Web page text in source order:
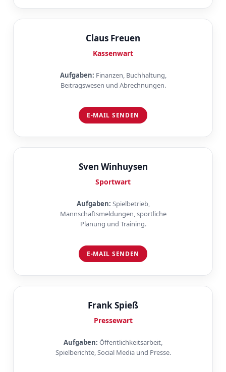
Claus Freuen
Kassenwart
Aufgaben: Finanzen, Buchhaltung,
Beitragswesen und Abrechnungen.
E-MAIL SENDEN
Sven Winhuysen
Sportwart
Aufgaben: Spielbetrieb,
Mannschaftsmeldungen, sportliche
Planung und Training.
E-MAIL SENDEN
Frank Spieß
Pressewart
Aufgaben: Öffentlichkeitsarbeit,
Spielberichte, Social Media und Presse.